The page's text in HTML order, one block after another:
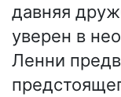
давняя
уверен в
Ленни